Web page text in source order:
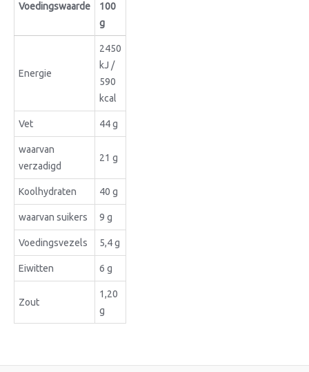
Voedingswaarde
100
g
Energie
2450
kJ /
590
kcal
Vet 44 g
waarvan
verzadigd
21 g
Koolhydraten 40 g
waarvan suikers 9 g
Voedingsvezels 5,4 g
Eiwitten 6 g
Zout
1,20
g